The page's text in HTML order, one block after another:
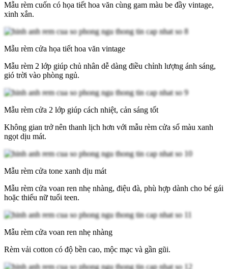
Mẫu rèm cuốn có họa tiết hoa văn cùng gam màu be đầy vintage,
xinh xắn.
Mẫu rèm cửa họa tiết hoa văn vintage
Mẫu rèm 2 lớp giúp chủ nhân dễ dàng điều chỉnh lượng ánh sáng,
gió trời vào phòng ngủ.
Mẫu rèm cửa 2 lớp giúp cách nhiệt, cản sáng tốt
Không gian trở nên thanh lịch hơn với mẫu rèm cửa sổ màu xanh
ngọt dịu mát.
Mẫu rèm cửa tone xanh dịu mát
Mẫu rèm cửa voan ren nhẹ nhàng, điệu đà, phù hợp dành cho bé gái
hoặc thiếu nữ tuổi teen.
Mẫu rèm cửa voan ren nhẹ nhàng
Rèm vải cotton có độ bền cao, mộc mạc và gần gũi.